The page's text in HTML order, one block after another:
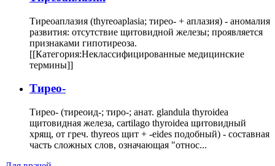
Тиреоаплазия (thyreoaplasia; тирео- + аплазия) - аномалия
развития: отсутствие щитовидной железы; проявляется
признаками гипотиреоза.
[[Категория:Неклассифицированные медицинские
термины]]
Тирео-
Тирео- (тиреоид-; тиро-; анат. glandula thyroidea
щитовидная железа, cartilago thyroidea щитовидный
хрящ, от греч. thyreos щит + -eides подобный) - составная
часть сложных слов, означающая "относ...